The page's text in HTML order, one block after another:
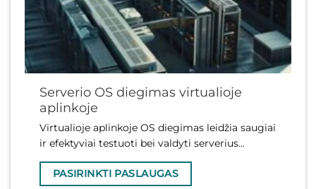
Serverio OS diegimas virtualioje
aplinkoje
Virtualioje aplinkoje OS diegimas leidžia saugiai
ir efektyviai testuoti bei valdyti serverius...
PASIRINKTI PASLAUGAS